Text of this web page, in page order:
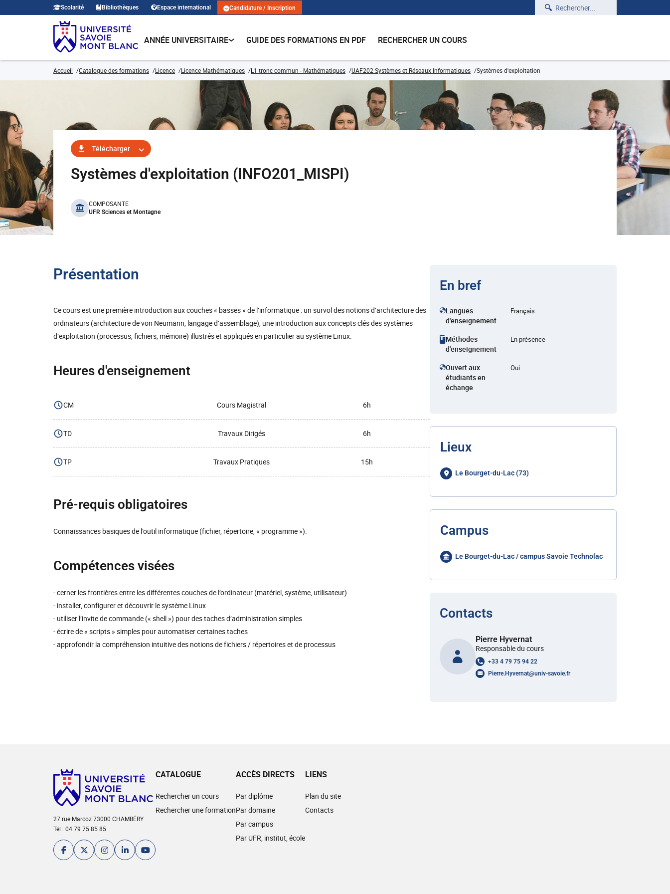
Scolarité Bibliothèques Espace international Candidature / Inscription Rechercher
ANNÉE UNIVERSITAIRE GUIDE DES FORMATIONS EN PDF RECHERCHER UN COURS
Accueil Catalogue des formations Licence Licence Mathématiques L1 tronc commun - Mathématiques UAF202 Systèmes et Réseaux Informatiques Systèmes d'exploitation
Télécharger
Systèmes d'exploitation (INFO201_MISPI)
benefits
COMPOSANTE
UFR Sciences et Montagne
Présentation
Ce cours est une première introduction aux couches « basses » de l’informatique : un survol des notions d’architecture des
ordinateurs (architecture de von Neumann, langage d’assemblage), une introduction aux concepts clés des systèmes
d’exploitation (processus, fichiers, mémoire) illustrés et appliqués en particulier au système Linux.
Heures d'enseignement
CM Cours Magistral 6h
TD Travaux Dirigés 6h
TP Travaux Pratiques 15h
Pré-requis obligatoires
Connaissances basiques de l’outil informatique (fichier, répertoire, « programme »).
Compétences visées
- cerner les frontières entre les différentes couches de l’ordinateur (matériel, système, utilisateur)
- installer, configurer et découvrir le système Linux
- utiliser l’invite de commande (« shell ») pour des taches d’administration simples
- écrire de « scripts » simples pour automatiser certaines taches
- approfondir la compréhension intuitive des notions de fichiers / répertoires et de processus
En bref
Langues
d'enseignement
Français
Méthodes
d'enseignement
En présence
Ouvert aux
étudiants en
échange
Oui
Lieux
Le Bourget-du-Lac (73)
Campus
Le Bourget-du-Lac / campus Savoie Technolac
Contacts
Pierre Hyvernat
Responsable du cours
+33 4 79 75 94 22
Pierre.Hyvernat@univ-savoie.fr
27 rue Marcoz 73000 CHAMBÉRY
Tél : 04 79 75 85 85
CATALOGUE
Rechercher un cours
Rechercher une formation
ACCÈS DIRECTS
Par diplôme
Par domaine
Par campus
Par UFR, institut, école
LIENS
Plan du site
Contacts